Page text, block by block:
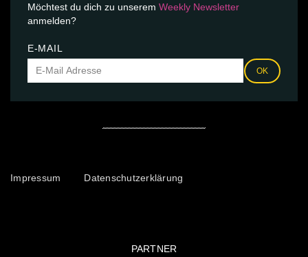
Möchtest du dich zu unserem Weekly Newsletter
anmelden?
E-MAIL
OK
Impressum Datenschutzerklärung
PARTNER